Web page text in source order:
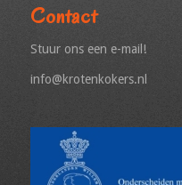
Contact
Stuur ons een e-mail!
info@krotenkokers.nl